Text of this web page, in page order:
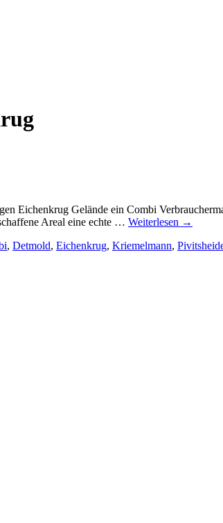
Eichenkrug Gelände ein Combi
Areal eine echte … Weiterlesen →
, Detmold, Eichenkrug, Kriemelmann,